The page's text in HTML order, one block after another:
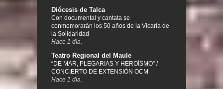
Diócesis de Talca
Con documental y cantata se
conmemorarán los 50 años de la Vicaría de
la Solidaridad
Hace 1 día.
Teatro Regional del Maule
“DE MAR, PLEGARIAS Y HEROÍSMO” /
CONCIERTO DE EXTENSIÓN OCM
Hace 1 día.